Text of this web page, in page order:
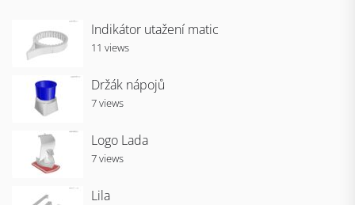
Indikátor utažení matic
11 views
Držák nápojů
7 views
Logo Lada
7 views
Lila